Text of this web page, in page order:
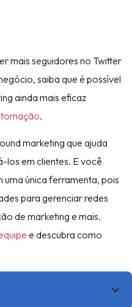
mais seguidores no Twitter
saiba que é possível
ainda mais eficaz
.
marketing que ajuda
los em clientes. E você
única ferramenta, pois
para gerenciar redes
de marketing e mais.
e descubra como